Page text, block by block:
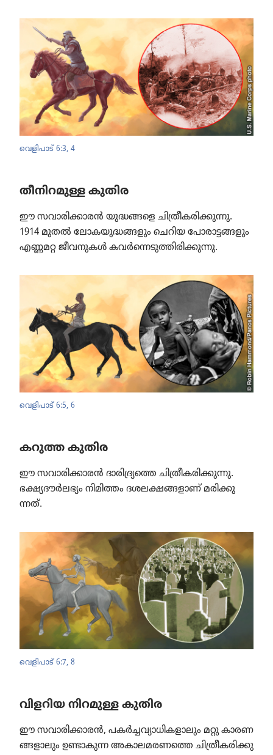
വെളിപാട്‌ 6:3, 4
തീനിറമുള്ള കുതിര
ഈ സവാരി​ക്കാ​രൻ യുദ്ധങ്ങളെ ചിത്രീ​ക​രി​ക്കു​ന്നു.
1914 മുതൽ ലോക​യു​ദ്ധ​ങ്ങ​ളും ചെറിയ പോരാ​ട്ട​ങ്ങ​ളും
എണ്ണമറ്റ ജീവനു​കൾ കവർന്നെ​ടു​ത്തി​രി​ക്കു​ന്നു.
വെളിപാട്‌ 6:5, 6
കറുത്ത കുതിര
ഈ സവാരി​ക്കാ​രൻ ദാരി​ദ്ര്യ​ത്തെ ചിത്രീ​ക​രി​ക്കു​ന്നു.
ഭക്ഷ്യദൗർല​ഭ്യം നിമിത്തം ദശലക്ഷ​ങ്ങ​ളാണ്‌ മരിക്കു​
ന്നത്‌.
വെളിപാട്‌ 6:7, 8
വിളറിയ നിറമുള്ള കുതിര
ഈ സവാരി​ക്കാ​രൻ, പകർച്ച​വ്യാ​ധി​ക​ളാ​ലും മറ്റു കാരണ​
ങ്ങ​ളാ​ലും ഉണ്ടാകുന്ന അകാല​മ​ര​ണത്തെ ചിത്രീ​ക​രി​ക്കു​